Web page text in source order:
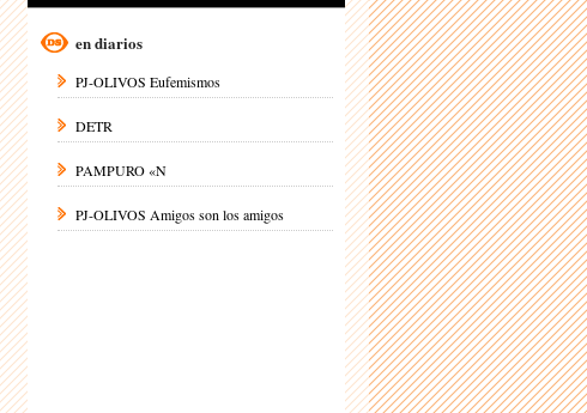
en diarios
PJ-OLIVOS Eufemismos
DETR
PAMPURO «N
PJ-OLIVOS Amigos son los amigos